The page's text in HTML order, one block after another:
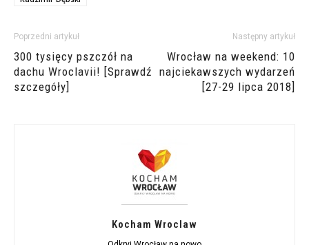
Poprzedni artykuł
300 tysięcy pszczół na
dachu Wroclavii! [Sprawdź
szczegóły]
Następny artykuł
Wrocław na weekend: 10
najciekawszych wydarzeń
[27-29 lipca 2018]
Kocham Wroclaw